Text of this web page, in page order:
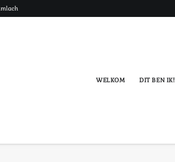
WELKOM DIT BEN IK!